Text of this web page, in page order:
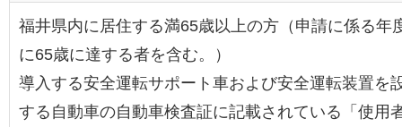
福井県内に居住する満65歳以上の方（申請に係る年
に65歳に達する者を含む。）
導入する安全運転サポート車および安全運転装置を
する自動車の自動車検査証に記載されている「使用